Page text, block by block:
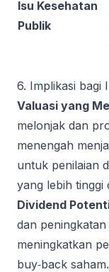
Isu Kesehatan
Publik
6. Implikasi bagi
Valuasi yang
melonjak dan
menengah
untuk penilaian
yang lebih tinggi
Dividend
dan
meningkatkan
buy‑back saham.